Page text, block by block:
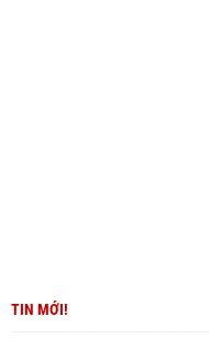
TIN MỚI!